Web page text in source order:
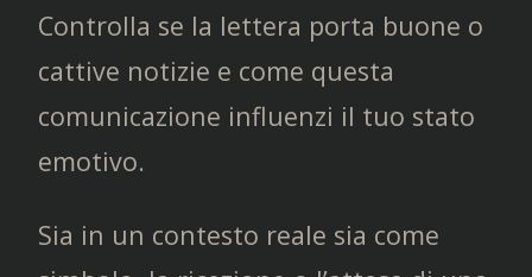
Controlla se la lettera porta buone o
cattive notizie e come questa
comunicazione influenzi il tuo stato
emotivo.
Sia in un contesto reale sia come